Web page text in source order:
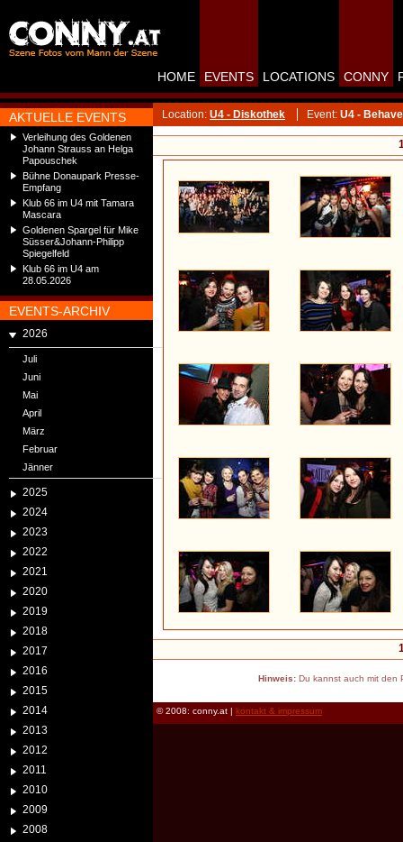
AKTUELLE EVENTS
Verleihung des Goldenen
Johann Strauss an Helga
Papouschek
Bühne Donaupark Presse-
Empfang
Klub 66 im U4 mit Tamara
Mascara
Goldenen Spargel für Mike
Süsser&Johann-Philipp
Spiegelfeld
Klub 66 im U4 am
28.05.2026
EVENTS-ARCHIV
2026
Juli
Juni
Mai
April
März
Februar
Jänner
2025
2024
2023
2022
2021
2020
2019
2018
2017
2016
2015
2014
2013
2012
2011
2010
2009
2008
HOME EVENTS LOCATIONS CONNY
Location: U4 - Diskothek Event: U4 -
Hinweis:Du kannst auch mit den
© 2008: conny.at | kontakt & impressum